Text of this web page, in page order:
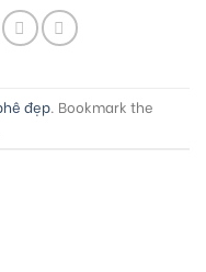
đẹp. Bookmark the